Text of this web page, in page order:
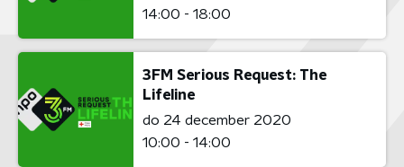
14:00 - 18:00
3FM Serious Request: The
Lifeline
do 24 december 2020
10:00 - 14:00